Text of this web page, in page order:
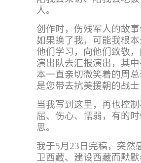
人。
创作时，伤残军人的故
如果换了我，可能我根
他们学习，向他们致敬
演出队去汇报演出，其
本一直亲切微笑着的周
是您带去抗美援朝的战
当我写到这里，再也控
屈、伤心、懦弱，有的
思。
我于5月23日完稿，突然
卫西藏、建设西藏而默